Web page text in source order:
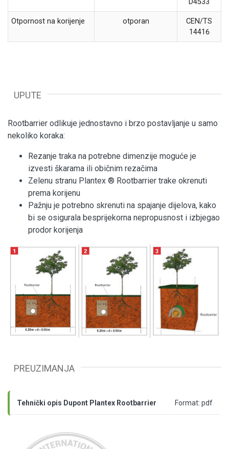
D4533
Otpornost na korijenje otporan
CEN/TS
14416
UPUTE
Rootbarrier odlikuje jednostavno i brzo postavljanje u samo
nekoliko koraka:
Rezanje traka na potrebne dimenzije moguće je
izvesti škarama ili običnim rezačima
Zelenu stranu Plantex ® Rootbarrier trake okrenuti
prema korijenu
Pažnju je potrebno skrenuti na spajanje dijelova, kako
bi se osigurala besprijekorna nepropusnost i izbjegao
prodor korijenja
PREUZIMANJA
Tehnički opis Dupont Plantex Rootbarrier Format: pdf